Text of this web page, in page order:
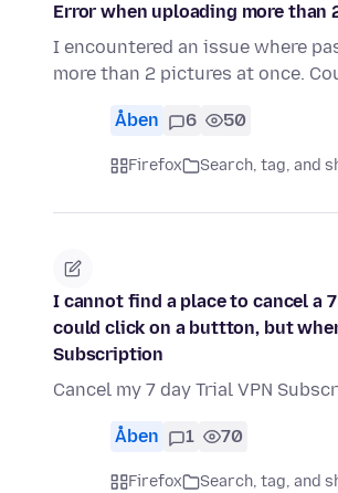
Error when uploading more than
I encountered an issue where
more than 2 pictures at once.
Åben 6 50
Firefox Search, tag, and
I cannot find a place to cancel a
could click on a buttton, but
Subscription
Cancel my 7 day Trial VPN
Åben 1 70
Firefox Search, tag, and